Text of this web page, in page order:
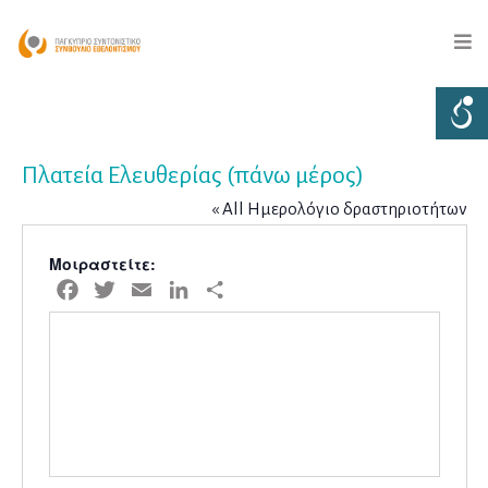
Πλατεία Ελευθερίας (πάνω μέρος)
« All Ημερολόγιο δραστηριοτήτων
Μοιραστείτε:
Facebook
Twitter Email LinkedIn